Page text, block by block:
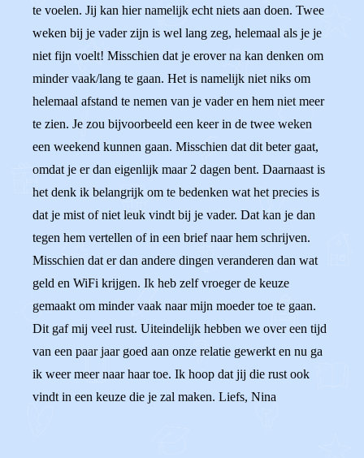
te voelen. Jij kan hier namelijk echt niets aan doen. Twee
weken bij je vader zijn is wel lang zeg, helemaal als je je
niet fijn voelt! Misschien dat je erover na kan denken om
minder vaak/lang te gaan. Het is namelijk niet niks om
helemaal afstand te nemen van je vader en hem niet meer
te zien. Je zou bijvoorbeeld een keer in de twee weken
een weekend kunnen gaan. Misschien dat dit beter gaat,
omdat je er dan eigenlijk maar 2 dagen bent. Daarnaast is
het denk ik belangrijk om te bedenken wat het precies is
dat je mist of niet leuk vindt bij je vader. Dat kan je dan
tegen hem vertellen of in een brief naar hem schrijven.
Misschien dat er dan andere dingen veranderen dan wat
geld en WiFi krijgen. Ik heb zelf vroeger de keuze
gemaakt om minder vaak naar mijn moeder toe te gaan.
Dit gaf mij veel rust. Uiteindelijk hebben we over een tijd
van een paar jaar goed aan onze relatie gewerkt en nu ga
ik weer meer naar haar toe. Ik hoop dat jij die rust ook
vindt in een keuze die je zal maken. Liefs, Nina